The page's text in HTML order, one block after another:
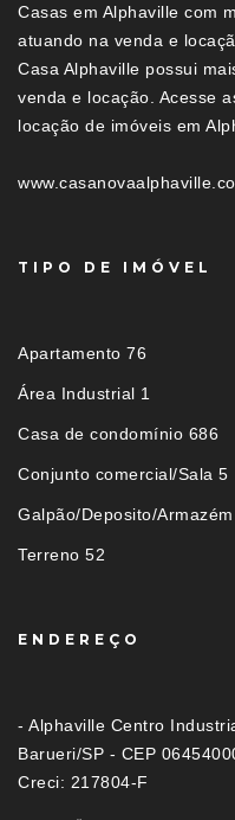
Casas em Alphaville com
atuando na venda e
Casa Alphaville possui
venda e locação. Acesse
locação de imóveis em
TIPO DE IMÓVEL
Apartamento 76
Área Industrial 1
Casa de condomínio 686
Conjunto comercial/Sala 5
Galpão/Deposito/
Terreno 52
ENDEREÇO
- Alphaville Centro
Barueri/SP - CEP
Creci: 217804-F